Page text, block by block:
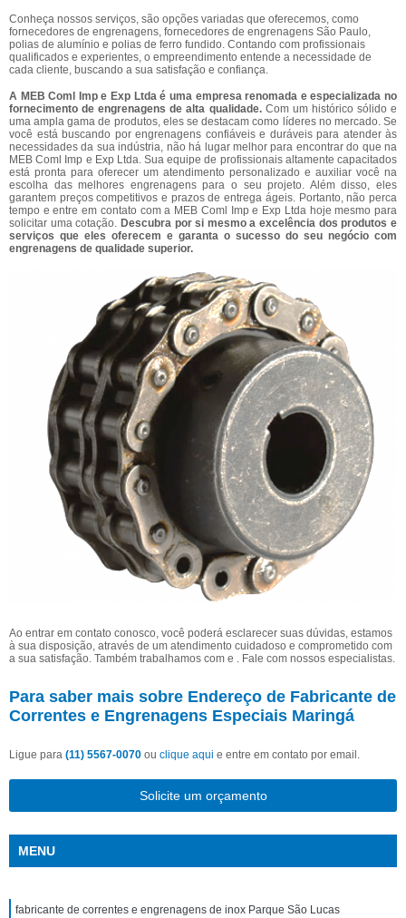
Conheça nossos serviços, são opções variadas que oferecemos, como
fornecedores de engrenagens, fornecedores de engrenagens São Paulo,
polias de alumínio e polias de ferro fundido. Contando com profissionais
qualificados e experientes, o empreendimento entende a necessidade de
cada cliente, buscando a sua satisfação e confiança.
A MEB Coml Imp e Exp Ltda é uma empresa renomada e especializada no
fornecimento de engrenagens de alta qualidade.Com um histórico sólido e
uma ampla gama de produtos, eles se destacam como líderes no mercado. Se
você está buscando por engrenagens confiáveis e duráveis para atender às
necessidades da sua indústria, não há lugar melhor para encontrar do que na
MEB Coml Imp e Exp Ltda. Sua equipe de profissionais altamente capacitados
está pronta para oferecer um atendimento personalizado e auxiliar você na
escolha das melhores engrenagens para o seu projeto. Além disso, eles
garantem preços competitivos e prazos de entrega ágeis. Portanto, não perca
tempo e entre em contato com a MEB Coml Imp e Exp Ltda hoje mesmo para
solicitar uma cotação. Descubra por si mesmo a excelência dos produtos e
serviços que eles oferecem e garanta o sucesso do seu negócio com
engrenagens de qualidade superior.
Ao entrar em contato conosco, você poderá esclarecer suas dúvidas, estamos
à sua disposição, através de um atendimento cuidadoso e comprometido com
a sua satisfação. Também trabalhamos com e . Fale com nossos especialistas.
Para saber mais sobre Endereço de Fabricante de
Correntes e Engrenagens Especiais Maringá
Ligue para (11) 5567-0070 ou clique aqui e entre em contato por email.
Solicite um orçamento
MENU
fabricante de correntes e engrenagens de inox Parque São Lucas